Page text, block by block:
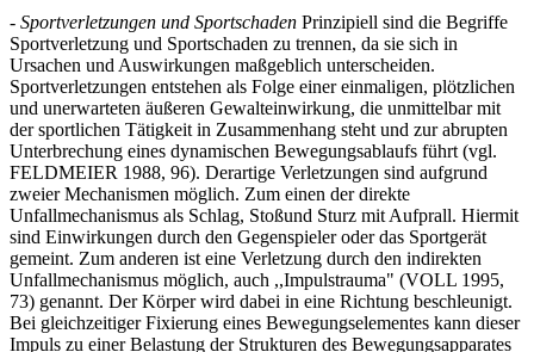
- Sportverletzungen und Sportschaden Prinzipiell sind die Begriffe
Sportverletzung und Sportschaden zu trennen, da sie sich in
Ursachen und Auswirkungen maßgeblich unterscheiden.
Sportverletzungen entstehen als Folge einer einmaligen, plötzlichen
und unerwarteten äußeren Gewalteinwirkung, die unmittelbar mit
der sportlichen Tätigkeit in Zusammenhang steht und zur abrupten
Unterbrechung eines dynamischen Bewegungsablaufs führt (vgl.
FELDMEIER 1988, 96). Derartige Verletzungen sind aufgrund
zweier Mechanismen möglich. Zum einen der direkte
Unfallmechanismus als Schlag, Stoßund Sturz mit Aufprall. Hiermit
sind Einwirkungen durch den Gegenspieler oder das Sportgerät
gemeint. Zum anderen ist eine Verletzung durch den indirekten
Unfallmechanismus möglich, auch ,,Impulstrauma" (VOLL 1995,
73) genannt. Der Körper wird dabei in eine Richtung beschleunigt.
Bei gleichzeitiger Fixierung eines Bewegungselementes kann dieser
Impuls zu einer Belastung der Strukturen des Bewegungsapparates